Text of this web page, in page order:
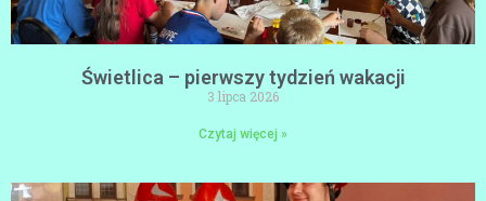
Świetlica – pierwszy tydzień wakacji
3 lipca 2026
Czytaj więcej »